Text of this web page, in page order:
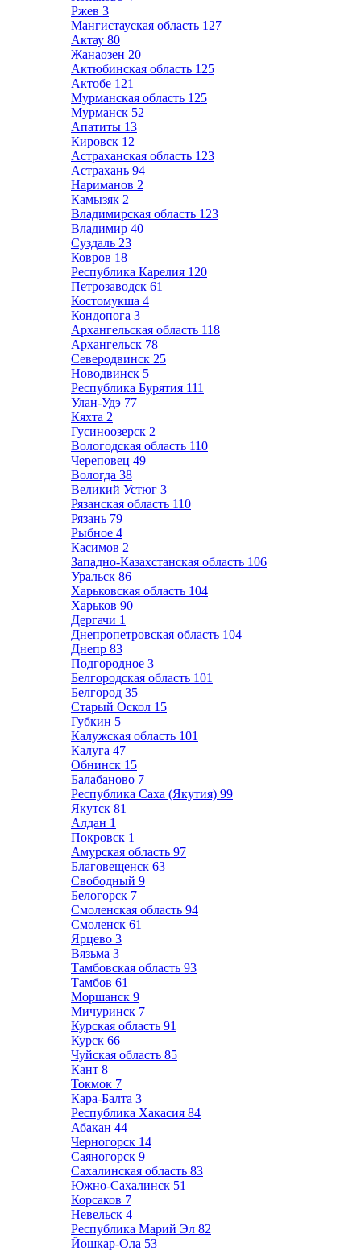
Ржев 3
Мангистауская область 127
Актау 80
Жанаозен 20
Актюбинская область 125
Актобе 121
Мурманская область 125
Мурманск 52
Апатиты 13
Кировск 12
Астраханская область 123
Астрахань 94
Нариманов 2
Камызяк 2
Владимирская область 123
Владимир 40
Суздаль 23
Ковров 18
Республика Карелия 120
Петрозаводск 61
Костомукша 4
Кондопога 3
Архангельская область 118
Архангельск 78
Северодвинск 25
Новодвинск 5
Республика Бурятия 111
Улан-Удэ 77
Кяхта 2
Гусиноозерск 2
Вологодская область 110
Череповец 49
Вологда 38
Великий Устюг 3
Рязанская область 110
Рязань 79
Рыбное 4
Касимов 2
Западно-Казахстанская область 106
Уральск 86
Харьковская область 104
Харьков 90
Дергачи 1
Днепропетровская область 104
Днепр 83
Подгородное 3
Белгородская область 101
Белгород 35
Старый Оскол 15
Губкин 5
Калужская область 101
Калуга 47
Обнинск 15
Балабаново 7
Республика Саха (Якутия) 99
Якутск 81
Алдан 1
Покровск 1
Амурская область 97
Благовещенск 63
Свободный 9
Белогорск 7
Смоленская область 94
Смоленск 61
Ярцево 3
Вязьма 3
Тамбовская область 93
Тамбов 61
Моршанск 9
Мичуринск 7
Курская область 91
Курск 66
Чуйская область 85
Кант 8
Токмок 7
Кара-Балта 3
Республика Хакасия 84
Абакан 44
Черногорск 14
Саяногорск 9
Сахалинская область 83
Южно-Сахалинск 51
Корсаков 7
Невельск 4
Республика Марий Эл 82
Йошкар-Ола 53